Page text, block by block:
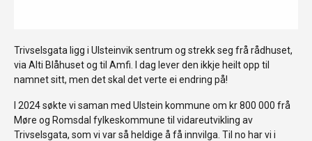
Trivselsgata ligg i Ulsteinvik sentrum og strekk seg frå rådhuset,
via Alti Blåhuset og til Amfi. I dag lever den ikkje heilt opp til
namnet sitt, men det skal det verte ei endring på!
I 2024 søkte vi saman med Ulstein kommune om kr 800 000 frå
Møre og Romsdal fylkeskommune til vidareutvikling av
Trivselsgata, som vi var så heldige å få innvilga. Til no har vi i